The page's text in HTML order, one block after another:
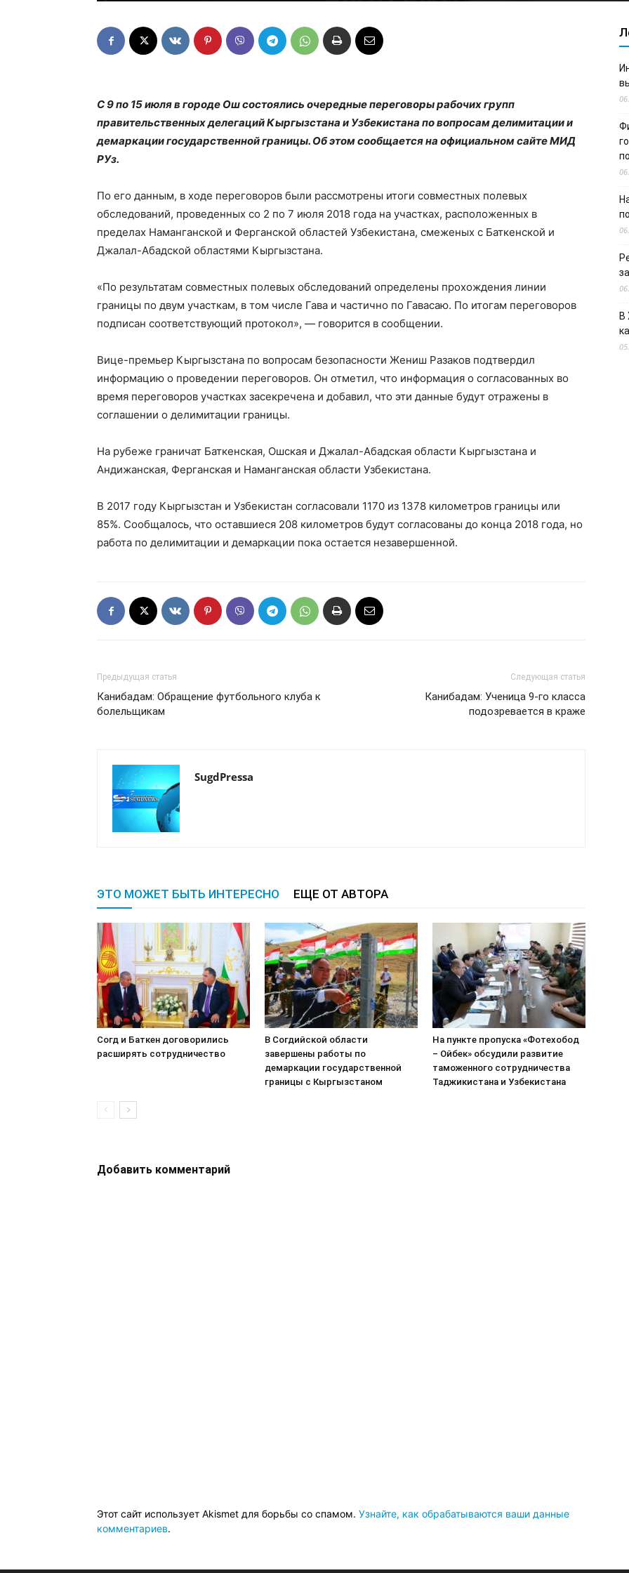
С 9 по 15 июля в городе Ош состоялись очередные переговоры рабочих групп
правительственных делегаций Кыргызстана и Узбекистана по вопросам делимитации и
демаркации государственной границы. Об этом сообщается на официальном сайте МИД
РУз.
По его данным, в ходе переговоров были рассмотрены итоги совместных полевых
обследований, проведенных со 2 по 7 июля 2018 года на участках, расположенных в
пределах Наманганской и Ферганской областей Узбекистана, смеженых с Баткенской и
Джалал-Абадской областями Кыргызстана.
«По результатам совместных полевых обследований определены прохождения линии
границы по двум участкам, в том числе Гава и частично по Гавасаю. По итогам переговоров
подписан соответствующий протокол», — говорится в сообщении.
Вице-премьер Кыргызстана по вопросам безопасности Жениш Разаков подтвердил
информацию о проведении переговоров. Он отметил, что информация о согласованных во
время переговоров участках засекречена и добавил, что эти данные будут отражены в
соглашении о делимитации границы.
На рубеже граничат Баткенская, Ошская и Джалал-Абадская области Кыргызстана и
Андижанская, Ферганская и Наманганская области Узбекистана.
В 2017 году Кыргызстан и Узбекистан согласовали 1170 из 1378 километров границы или
85%. Сообщалось, что оставшиеся 208 километров будут согласованы до конца 2018 года, но
работа по делимитации и демаркации пока остается незавершенной.
Предыдущая статья
Канибадам: Обращение футбольного клуба к
болельщикам
Следующая статья
Канибадам: Ученица 9-го класса
подозревается в краже
SugdPressa
ЭТО МОЖЕТ БЫТЬ ИНТЕРЕСНО ЕЩЕ ОТ АВТОРА
Согд и Баткен договорились
расширять сотрудничество
В Согдийской области
завершены работы по
демаркации государственной
границы с Кыргызстаном
На пункте пропуска «Фотехобод
– Ойбек» обсудили развитие
таможенного сотрудничества
Таджикистана и Узбекистана
Добавить комментарий
Этот сайт использует Akismet для борьбы со спамом. Узнайте, как обрабатываются ваши данные
комментариев.
В